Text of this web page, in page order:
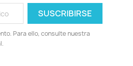
Para ello, consulte nuestra